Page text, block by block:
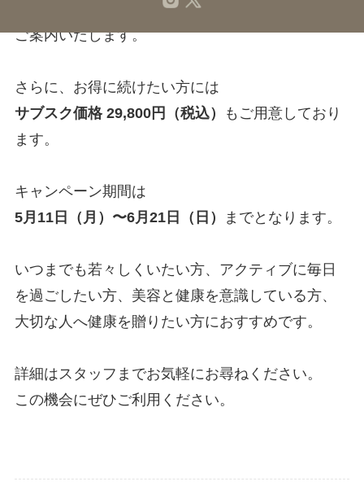
期間限定キャンペーン価格 33,000円（税込）
ご案内いたします。
さらに、お得に続けたい方には
サブスク価格 29,800円（税込）
もご用意しており
ます。
キャンペーン期間は
5月11日（月）〜6月21日（日）
までとなります。
いつまでも若々しくいたい方、アクティブに毎日
を過ごしたい方、美容と健康を意識している方、
大切な人へ健康を贈りたい方におすすめです。
詳細はスタッフまでお気軽にお尋ねください。
この機会にぜひご利用ください。